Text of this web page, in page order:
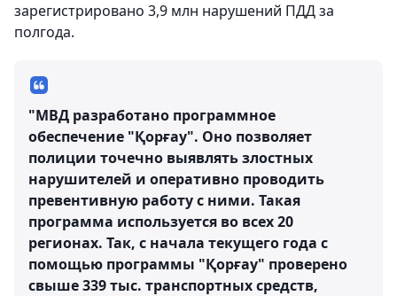
зарегистрировано 3,9 млн нарушений ПДД за
полгода.
"МВД разработано программное
обеспечение "Қорғау". Оно позволяет
полиции точечно выявлять злостных
нарушителей и оперативно проводить
превентивную работу с ними. Такая
программа используется во всех 20
регионах. Так, с начала текущего года с
помощью программы "Қорғау" проверено
свыше 339 тыс. транспортных средств,